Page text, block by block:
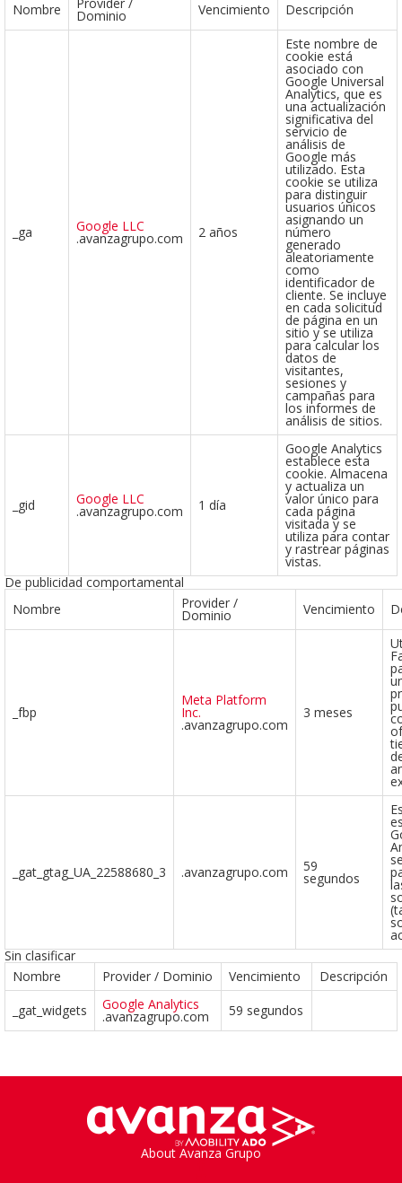
Nombre Dominio Vencimiento Descripción
_ga Google LLC
.avanzagrupo.com 2 años
Este nombre de
cookie está
asociado con
Google Universal
Analytics, que es
una actualización
significativa del
servicio de
análisis de
Google más
utilizado. Esta
cookie se utiliza
para distinguir
usuarios únicos
asignando un
número
generado
aleatoriamente
como
identificador de
cliente. Se incluye
en cada solicitud
de página en un
sitio y se utiliza
para calcular los
datos de
visitantes,
sesiones y
campañas para
los informes de
análisis de sitios.
_gid Google LLC
.avanzagrupo.com 1 día
Google Analytics
establece esta
cookie. Almacena
y actualiza un
valor único para
cada página
visitada y se
utiliza para contar
y rastrear páginas
vistas.
De publicidad comportamental
Nombre
Provider /
Dominio Vencimiento
_fbp
Meta Platform
Inc.
.avanzagrupo.com
3 meses
_gat_gtag_UA_22588680_3 .avanzagrupo.com 59
segundos
Sin clasificar
Nombre
Provider / Dominio Vencimiento
Descripción
_gat_widgets
Google Analytics
.avanzagrupo.com 59 segundos
About Avanza Grupo